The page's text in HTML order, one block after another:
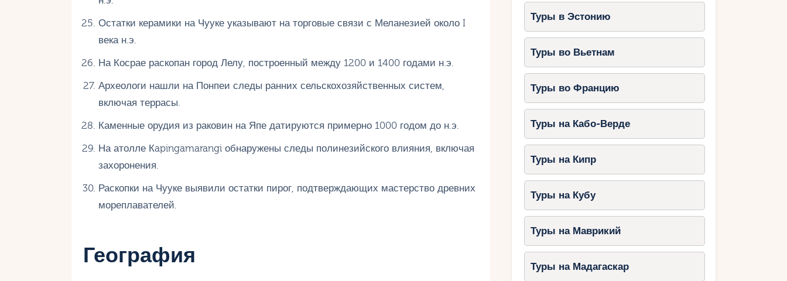
Остатки керамики на Чууке указывают на торговые связи с Меланезией около I
века н.э.
На Косрае раскопан город Лелу, построенный между 1200 и 1400 годами н.э.
Археологи нашли на Понпеи следы ранних сельскохозяйственных систем,
включая террасы.
Каменные орудия из раковин на Япе датируются примерно 1000 годом до н.э.
На атолле Кapingamarangi обнаружены следы полинезийского влияния, включая
захоронения.
Раскопки на Чууке выявили остатки пирог, подтверждающих мастерство древних
мореплавателей.
География
Туры в Эстонию
Туры во Вьетнам
Туры во Францию
Туры на Кабо-Верде
Туры на Кипр
Туры на Кубу
Туры на Маврикий
Туры на Мадагаскар